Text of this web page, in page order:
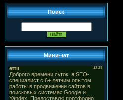
Поиск
Мини-чат